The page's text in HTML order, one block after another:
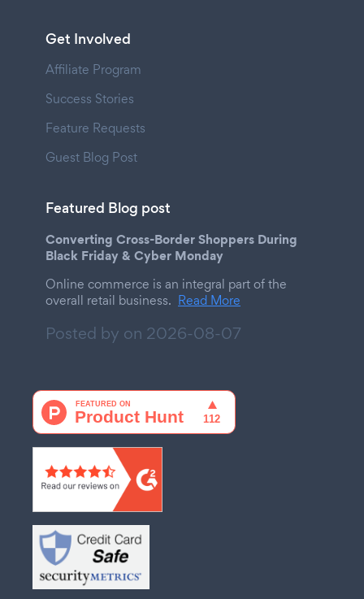
Get Involved
Affiliate Program
Success Stories
Feature Requests
Guest Blog Post
Featured Blog post
Converting Cross-Border Shoppers During
Black Friday & Cyber Monday
Online commerce is an integral part of the
overall retail business. Read More
Posted by on 2026-08-07